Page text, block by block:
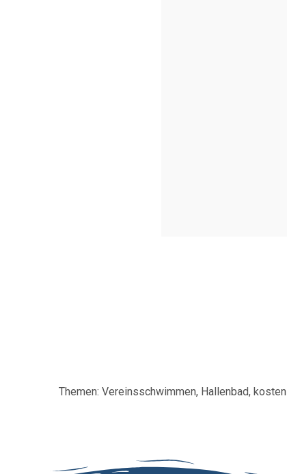
Themen: Vereinsschwimmen, Hallenbad,